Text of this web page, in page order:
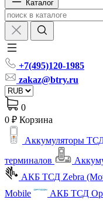
Каталог
+7(495)120-1985
zakaz@btry.ru
0
0 ₽ Корзина
Аккумуляторы
терминалов
АКБ ТСД Zebra
Mobile
АКБ ТСД